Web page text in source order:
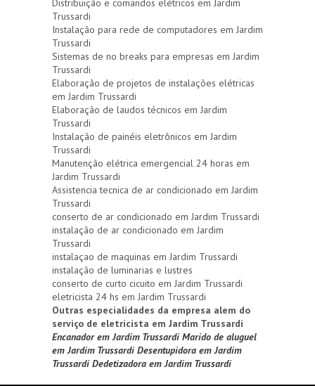
Distribuição e comandos elétricos em Jardim
Trussardi
Instalação para rede de computadores em Jardim
Trussardi
Sistemas de no breaks para empresas em Jardim
Trussardi
Elaboração de projetos de instalações elétricas
em Jardim Trussardi
Elaboração de laudos técnicos em Jardim
Trussardi
Instalação de painéis eletrônicos em Jardim
Trussardi
Manutenção elétrica emergencial 24 horas em
Jardim Trussardi
Assistencia tecnica de ar condicionado em Jardim
Trussardi
conserto de ar condicionado em Jardim Trussardi
instalação de ar condicionado em Jardim
Trussardi
instalaçao de maquinas em Jardim Trussardi
instalação de luminarias e lustres
conserto de curto cicuito em Jardim Trussardi
eletricista 24 hs em Jardim Trussardi
Outras especialidades da empresa alem do
serviço de eletricista em Jardim Trussardi
Encanador em Jardim TrussardiMarido de aluguel
em Jardim TrussardiDesentupidora em Jardim
TrussardiDedetizadora em Jardim Trussardi